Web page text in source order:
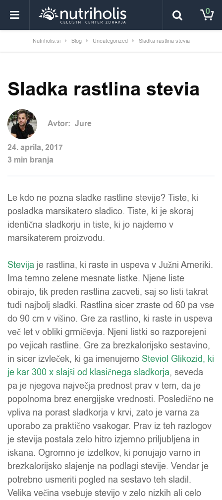
0
Nutriholis.si Blog Uncategorized Sladka rastlina stevia
Sladka rastlina stevia
Avtor: Jure
24. aprila, 2017
3 min branja
Le kdo ne pozna sladke rastline stevije? Tiste, ki
posladka marsikatero sladico. Tiste, ki je skoraj
identična sladkorju in tiste, ki jo najdemo v
marsikaterem proizvodu.
Stevija je rastlina, ki raste in uspeva v Južni Ameriki.
Ima temno zelene mesnate listke. Njene liste
obirajo, tik preden rastlina zacveti, saj so listi takrat
tudi najbolj sladki. Rastlina sicer zraste od 60 pa vse
do 90 cm v višino. Gre za rastlino, ki raste in uspeva
več let v obliki grmičevja. Njeni listki so razporejeni
po vejicah rastline. Gre za brezkalorijsko sestavino,
in sicer izvleček, ki ga imenujemo Steviol Glikozid, ki
je kar 300 x slajši od klasičnega sladkorja, seveda
pa je njegova največja prednost prav v tem, da je
popolnoma brez energijske vrednosti. Posledično ne
vpliva na porast sladkorja v krvi, zato je varna za
uporabo za praktično vsakogar. Prav iz teh razlogov
je stevija postala zelo hitro izjemno priljubljena in
iskana. Ogromno je izdelkov, ki ponujajo varno in
brezkalorijsko slajenje na podlagi stevije. Vendar je
potrebno usmeriti pogled na sestavo teh sladil.
Velika večina vsebuje stevijo v zelo nizkih ali celo